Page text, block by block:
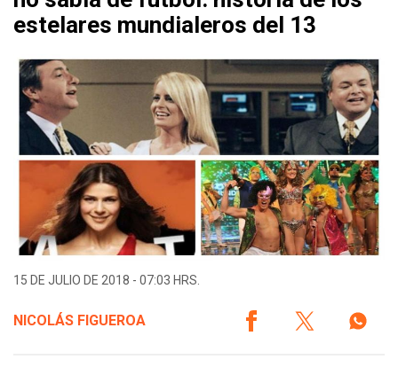
estelares mundialeros del 13
15 DE JULIO DE 2018 - 07:03 HRS.
NICOLÁS FIGUEROA